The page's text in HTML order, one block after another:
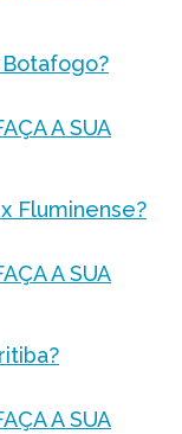
A SUA
Fluminense?
A SUA
A SUA